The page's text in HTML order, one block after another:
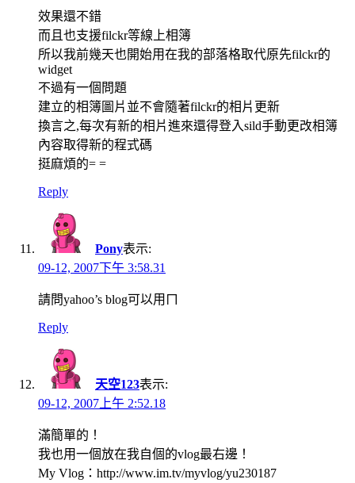
效果還不錯
而且也支援filckr等線上相簿
所以我前幾天也開始用在我的部落格取代原先filckr的
widget
不過有一個問題
建立的相簿圖片並不會隨著filckr的相片更新
換言之,每次有新的相片進來還得登入sild手動更改相簿
內容取得新的程式碼
挺麻煩的= =
Reply
Pony表示:
09-12, 2007下午 3:58.31
請問yahoo’s blog可以用ㄇ
Reply
天空123表示:
09-12, 2007上午 2:52.18
滿簡單的！
我也用一個放在我自個的vlog最右邊！
My Vlog：http://www.im.tv/myvlog/yu230187